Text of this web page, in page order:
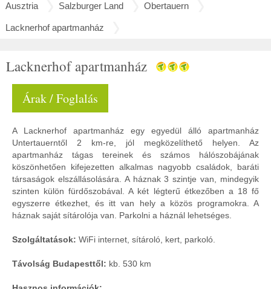
Ausztria Salzburger Land Obertauern
Lacknerhof apartmanház
Lacknerhof apartmanház
Árak / Foglalás
A Lacknerhof apartmanház egy egyedül álló apartmanház
Untertauerntől 2 km-re, jól megközelíthető helyen. Az
apartmanház tágas tereinek és számos hálószobájának
köszönhetően kifejezetten alkalmas nagyobb családok, baráti
társaságok elszállásolására. A háznak 3 szintje van, mindegyik
szinten külön fürdőszobával. A két légterű étkezőben a 18 fő
egyszerre étkezhet, és itt van hely a közös programokra. A
háznak saját sítárolója van. Parkolni a háznál lehetséges.
Szolgáltatások: WiFi internet, sítároló, kert, parkoló.
Távolság Budapesttől: kb. 530 km